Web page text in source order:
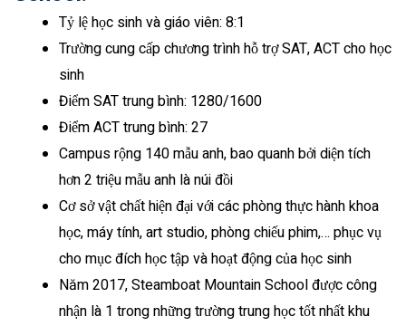
Tỷ lệ học sinh và giáo viên: 8:1
Trường cung cấp chương trình hỗ trợ SAT, ACT cho học
sinh
Điểm SAT trung bình: 1280/1600
Điểm ACT trung bình: 27
Campus rộng 140 mẫu anh, bao quanh bởi diện tích
hơn 2 triệu mẫu anh là núi đồi
Cơ sở vật chất hiện đại với các phòng thực hành khoa
học, máy tính, art studio, phòng chiếu phim,… phục vụ
cho mục đích học tập và hoạt động của học sinh
Năm 2017, Steamboat Mountain School được công
nhận là 1 trong những trường trung học tốt nhất khu